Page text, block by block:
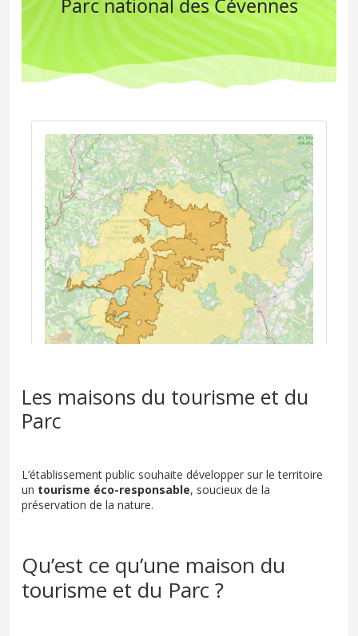
Les maisons du tourisme et du
Parc
L’établissement public souhaite développer sur le territoire
un tourisme éco-responsable, soucieux de la
préservation de la nature.
Qu’est ce qu’une maison du
tourisme et du Parc ?